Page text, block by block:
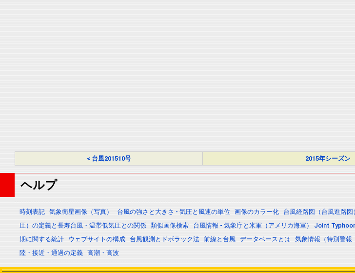
< 台風201510号 2015年シーズン
ヘルプ
時刻表記 気象衛星画像（写真） 台風の強さと大きさ - 気圧と風速の単位 画像のカラー化 台風経路図（台風進路図
圧）の定義と長寿台風・温帯低気圧との関係 類似画像検索 台風情報 - 気象庁と米軍（アメリカ海軍） Joint
期に関する統計
ウェブサイトの構成 台風観測とドボラック法 前線と台風 データベースとは 気象情報（特別警報
陸・接近・通過の定義 高潮・高波